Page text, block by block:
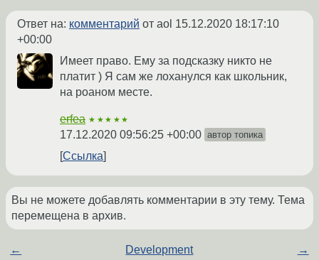
Ответ на: комментарий от aol 15.12.2020 18:17:10
+00:00
Имеет право. Ему за подсказку никто не
платит ) Я сам же лоханулся как школьник,
на роаном месте.
erfea ★★★★★
17.12.2020 09:56:25 +00:00 автор топика
Ссылка
Вы не можете добавлять комментарии в эту тему. Тема
перемещена в архив.
← Development →